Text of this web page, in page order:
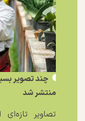
چند تصویر
منتشر شد
تصاویر تازه‌ای